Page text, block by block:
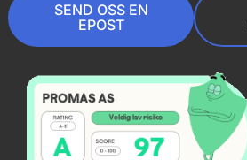
SEND OSS EN
EPOST